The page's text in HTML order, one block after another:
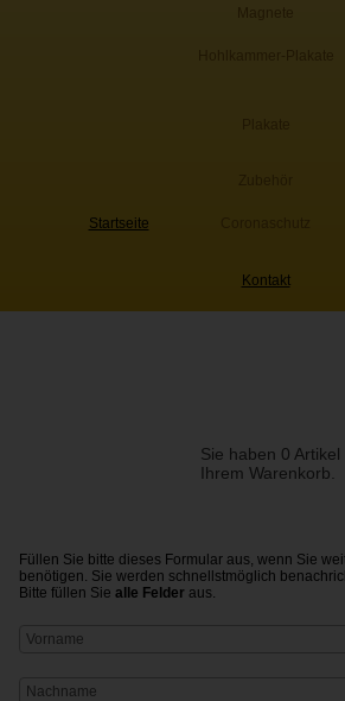
Startseite
Kontakt
Sie haben 0 Artikel
Ihrem Warenkorb.
Füllen Sie bitte dieses Formular aus, wenn Sie
benötigen. Sie werden schnellstmöglich
Bitte füllen Sie alle Felder aus.